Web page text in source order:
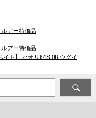
ルアー特価品
ルアー特価品
イト】 ハオリ64S 08 ウグイ